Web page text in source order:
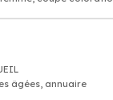
âgées, annuaire